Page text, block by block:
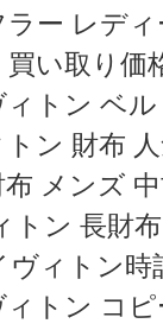
ー レデ
い取り価
トン ベ
ン 財布
メンズ
トン 長財
ヴィトン
トン コ